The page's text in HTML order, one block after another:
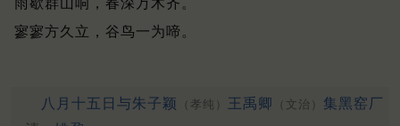
雨歇群山响，春深万木齐。
寥寥方久立，谷鸟一为啼。
八月十五日与朱子颖 （孝纯） 王禹卿 （文治） 集黑窑厂